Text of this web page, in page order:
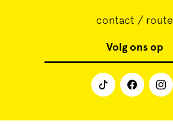
contact / route
Volg ons op